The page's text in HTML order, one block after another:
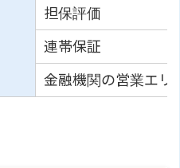
担保評価
連帯保証
金融機関の営業エリ